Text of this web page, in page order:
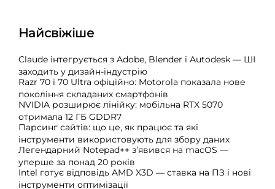
Найсвіжіше
Claude інтегрується з Adobe, Blender і Autodesk — ШІ
заходить у дизайн-індустрію
Razr 70 і 70 Ultra офіційно: Motorola показала нове
покоління складаних смартфонів
NVIDIA розширює лінійку: мобільна RTX 5070
отримала 12 ГБ GDDR7
Парсинг сайтів: що це, як працює та які
інструменти використовують для збору даних
Легендарний Notepad++ з’явився на macOS —
уперше за понад 20 років
Intel готує відповідь AMD X3D — ставка на ПЗ і нові
інструменти оптимізації